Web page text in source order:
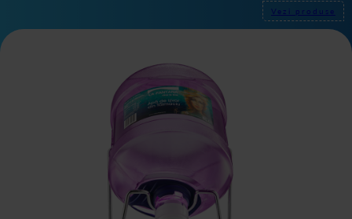
Vezi produse